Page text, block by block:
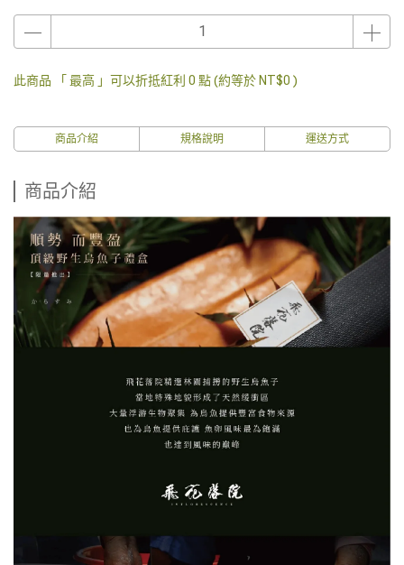
此商品 「 最高 」可以折抵紅利 0 點 (約等於 NT$0 )
商品介紹 規格說明 運送方式
商品介紹